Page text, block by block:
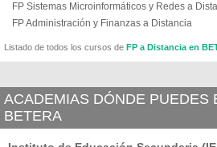
FP Sistemas Microinformáticos y Redes a
FP Administración y Finanzas a Distancia
Listado de todos los cursos de FP a Distancia en
ACADEMIAS DÓNDE PUEDES
BETERA